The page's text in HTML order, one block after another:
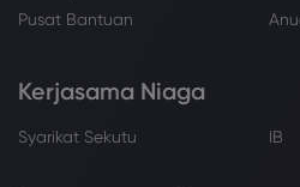
Pusat Bantuan
Kerjasama Niaga
Syarikat Sekutu IB